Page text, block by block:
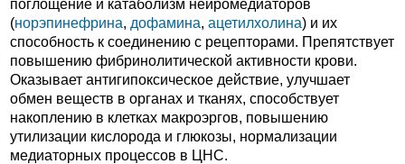
поглощение и катаболизм нейромедиаторов
(норэпинефрина, дофамина, ацетилхолина) и их
способность к соединению с рецепторами. Препятствует
повышению фибринолитической активности крови.
Оказывает антигипоксическое действие, улучшает
обмен веществ в органах и тканях, способствует
накоплению в клетках макроэргов, повышению
утилизации кислорода и глюкозы, нормализации
медиаторных процессов в ЦНС.